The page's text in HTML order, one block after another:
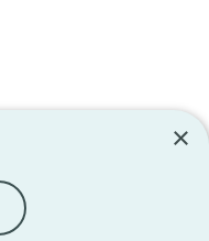
ihrer jeweiligen
×